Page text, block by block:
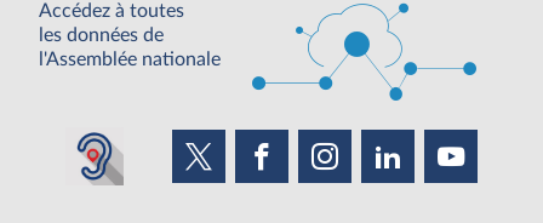
Accédez à toutes
les données de
l'Assemblée nationale